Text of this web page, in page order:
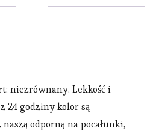
niezrównany. Lekkość i
24 godziny kolor są
odporną na pocałunki,